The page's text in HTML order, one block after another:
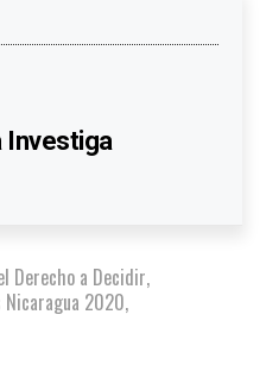
Investiga
Derecho a Decidir,
Nicaragua 2020,